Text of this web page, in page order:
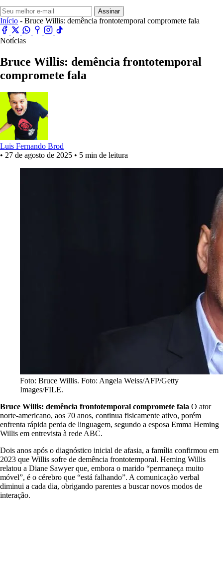
Assinar
Início - Bruce Willis: demência frontotemporal compromete fala
Notícias
Bruce Willis: demência frontotemporal
compromete fala
Luis Fernando Brod
• 27 de agosto de 2025 • 5 min de leitura
Foto: Bruce Willis. Foto: Angela Weiss/AFP/Getty
Images/FILE.
Bruce Willis: demência frontotemporal compromete fala O ator
norte-americano, aos 70 anos, continua fisicamente ativo, porém
enfrenta rápida perda de linguagem, segundo a esposa Emma Heming
Willis em entrevista à rede ABC.
Dois anos após o diagnóstico inicial de afasia, a família confirmou em
2023 que Willis sofre de demência frontotemporal. Heming Willis
relatou a Diane Sawyer que, embora o marido “permaneça muito
móvel”, é o cérebro que “está falhando”. A comunicação verbal
diminui a cada dia, obrigando parentes a buscar novos modos de
interação.